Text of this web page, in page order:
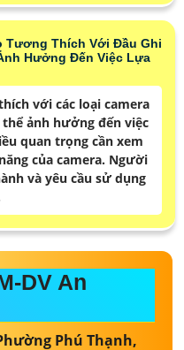
Tương Thích Với Đầu Ghi
Hưởng Đến Việc Lựa
với các loại camera
thể ảnh hưởng đến việc
quan trọng cần xem
của camera. Người
và yêu cầu sử dụng
DV An
Phú Thạnh,